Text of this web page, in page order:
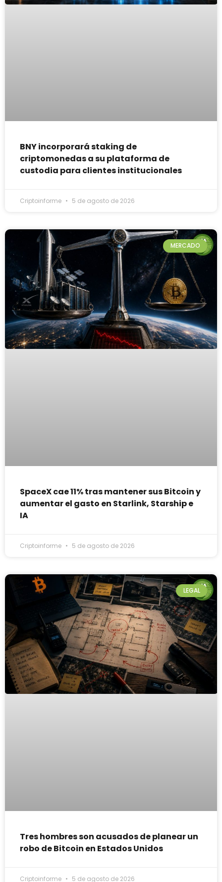
BNY incorporará staking de
criptomonedas a su plataforma de
custodia para clientes institucionales
Criptoinforme 5 de agosto de 2026
MERCADO
SpaceX cae 11% tras mantener sus Bitcoin y
aumentar el gasto en Starlink, Starship e
IA
Criptoinforme 5 de agosto de 2026
LEGAL
Tres hombres son acusados de planear un
robo de Bitcoin en Estados Unidos
Criptoinforme 5 de agosto de 2026